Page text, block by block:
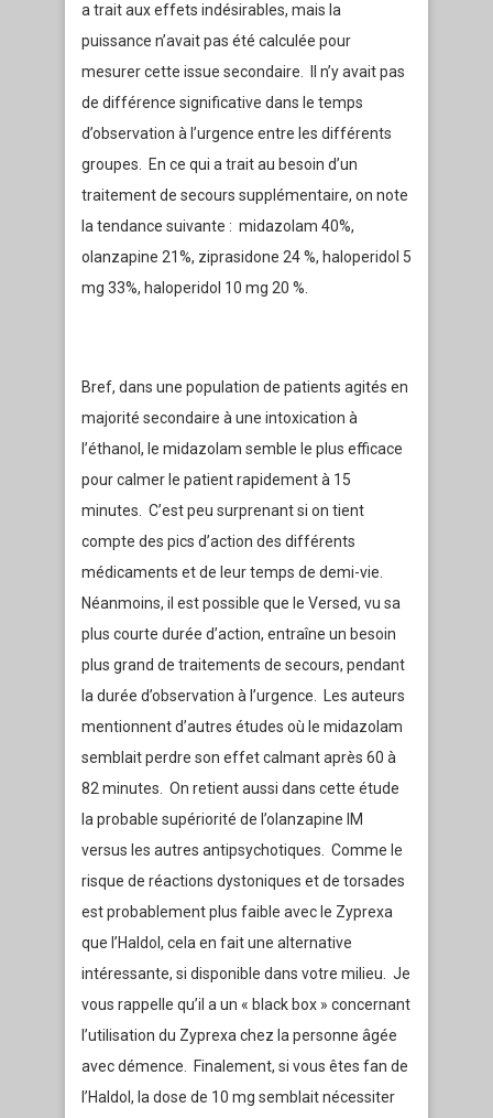
a trait aux effets indésirables, mais la
puissance n’avait pas été calculée pour
mesurer cette issue secondaire. Il n’y avait pas
de différence significative dans le temps
d’observation à l’urgence entre les différents
groupes. En ce qui a trait au besoin d’un
traitement de secours supplémentaire, on note
la tendance suivante : midazolam 40%,
olanzapine 21%, ziprasidone 24 %, haloperidol 5
mg 33%, haloperidol 10 mg 20 %.
Bref, dans une population de patients agités en
majorité secondaire à une intoxication à
l’éthanol, le midazolam semble le plus efficace
pour calmer le patient rapidement à 15
minutes. C’est peu surprenant si on tient
compte des pics d’action des différents
médicaments et de leur temps de demi-vie.
Néanmoins, il est possible que le Versed, vu sa
plus courte durée d’action, entraîne un besoin
plus grand de traitements de secours, pendant
la durée d’observation à l’urgence. Les auteurs
mentionnent d’autres études où le midazolam
semblait perdre son effet calmant après 60 à
82 minutes. On retient aussi dans cette étude
la probable supériorité de l’olanzapine IM
versus les autres antipsychotiques. Comme le
risque de réactions dystoniques et de torsades
est probablement plus faible avec le Zyprexa
que l’Haldol, cela en fait une alternative
intéressante, si disponible dans votre milieu. Je
vous rappelle qu’il a un « black box » concernant
l’utilisation du Zyprexa chez la personne âgée
avec démence. Finalement, si vous êtes fan de
l’Haldol, la dose de 10 mg semblait nécessiter